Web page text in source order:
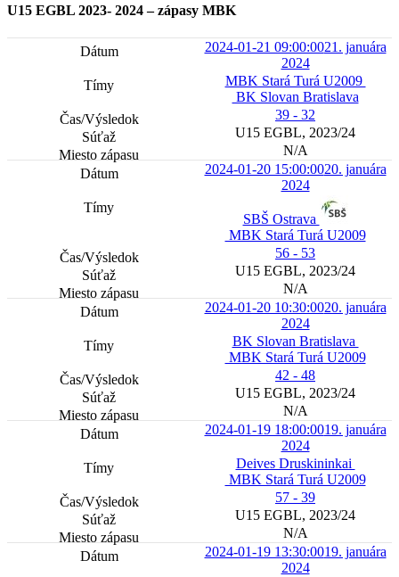
U15 EGBL 2023- 2024 – zápasy MBK
2024-01-21 09:00:0021. januára
2024
MBK Stará Turá U2009
BK Slovan Bratislava
39 - 32
U15 EGBL, 2023/24
N/A
2024-01-20 15:00:0020. januára
2024
SBŠ Ostrava
MBK Stará Turá U2009
56 - 53
U15 EGBL, 2023/24
N/A
2024-01-20 10:30:0020. januára
2024
BK Slovan Bratislava
MBK Stará Turá U2009
42 - 48
U15 EGBL, 2023/24
N/A
2024-01-19 18:00:0019. januára
2024
Deives Druskininkai
MBK Stará Turá U2009
57 - 39
U15 EGBL, 2023/24
N/A
2024-01-19 13:30:0019. januára
2024